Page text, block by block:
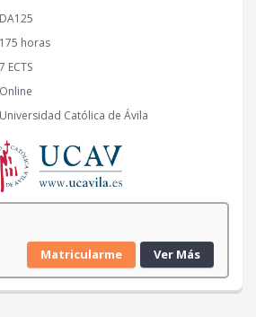
DA125
175 horas
7 ECTS
Online
Universidad Católica de Ávila
Matricularme Ver Más